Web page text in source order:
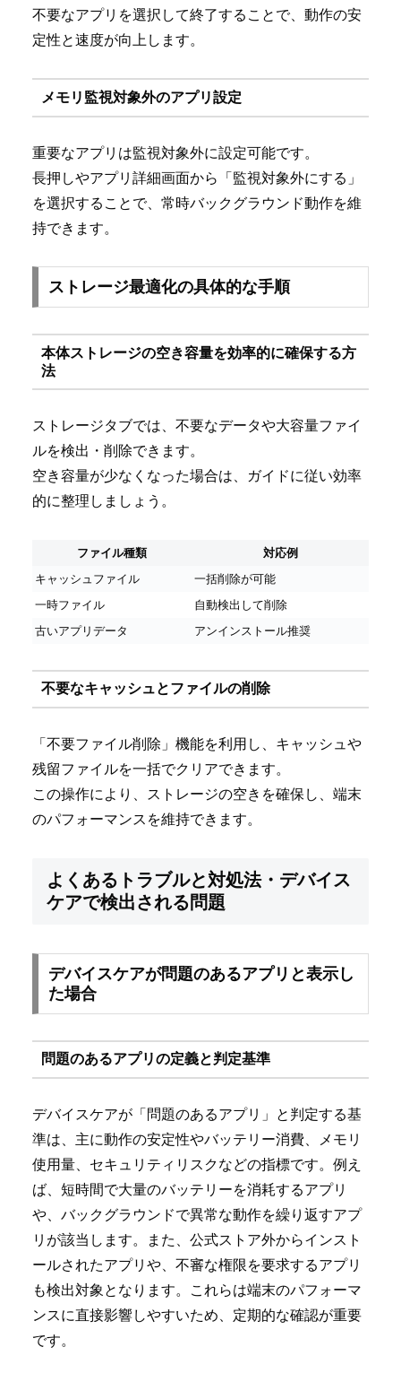
不要なアプリを選択して終了することで、動作の安
定性と速度が向上します。
メモリ監視対象外のアプリ設定
重要なアプリは監視対象外に設定可能です。
長押しやアプリ詳細画面から「監視対象外にする」
を選択することで、常時バックグラウンド動作を維
持できます。
ストレージ最適化の具体的な手順
本体ストレージの空き容量を効率的に確保する方
法
ストレージタブでは、不要なデータや大容量ファイ
ルを検出・削除できます。
空き容量が少なくなった場合は、ガイドに従い効率
的に整理しましょう。
ファイル種類
対応例
キャッシュファイル
一括削除が可能
一時ファイル
自動検出して削除
古いアプリデータ
アンインストール推奨
不要なキャッシュとファイルの削除
「不要ファイル削除」機能を利用し、キャッシュや
残留ファイルを一括でクリアできます。
この操作により、ストレージの空きを確保し、端末
のパフォーマンスを維持できます。
よくあるトラブルと対処法・デバイス
ケアで検出される問題
デバイスケアが問題のあるアプリと表示し
た場合
問題のあるアプリの定義と判定基準
デバイスケアが「問題のあるアプリ」と判定する基
準は、主に動作の安定性やバッテリー消費、メモリ
使用量、セキュリティリスクなどの指標です。例え
ば、短時間で大量のバッテリーを消耗するアプリ
や、バックグラウンドで異常な動作を繰り返すアプ
リが該当します。また、公式ストア外からインスト
ールされたアプリや、不審な権限を要求するアプリ
も検出対象となります。これらは端末のパフォーマ
ンスに直接影響しやすいため、定期的な確認が重要
です。